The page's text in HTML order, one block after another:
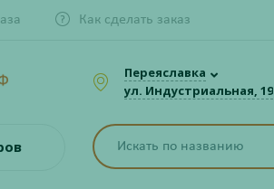
Как сделать заказ
Переяславка
ул. Индустриальная, 19